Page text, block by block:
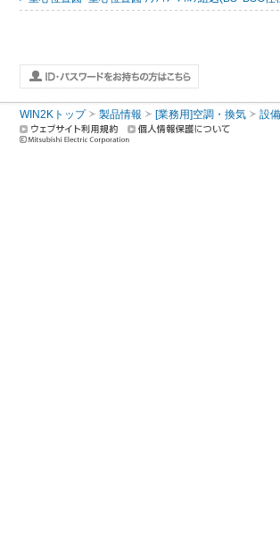
WIN2Kトップ 製品情報 [業務用]空調・換気 設